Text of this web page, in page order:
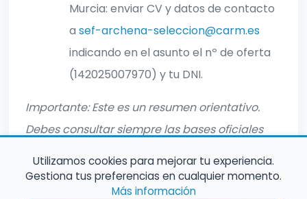
Murcia: enviar CV y datos de contacto
a sef-archena-seleccion@carm.es
indicando en el asunto el nº de oferta
(142025007970) y tu DNI.
Importante: Este es un resumen orientativo.
Debes consultar siempre las bases oficiales
Utilizamos cookies para mejorar tu experiencia.
Gestiona tus preferencias en cualquier momento.
Más información